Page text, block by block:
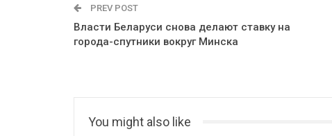
PREV POST
Власти Беларуси снова делают ставку на
города-спутники вокруг Минска
You might also like